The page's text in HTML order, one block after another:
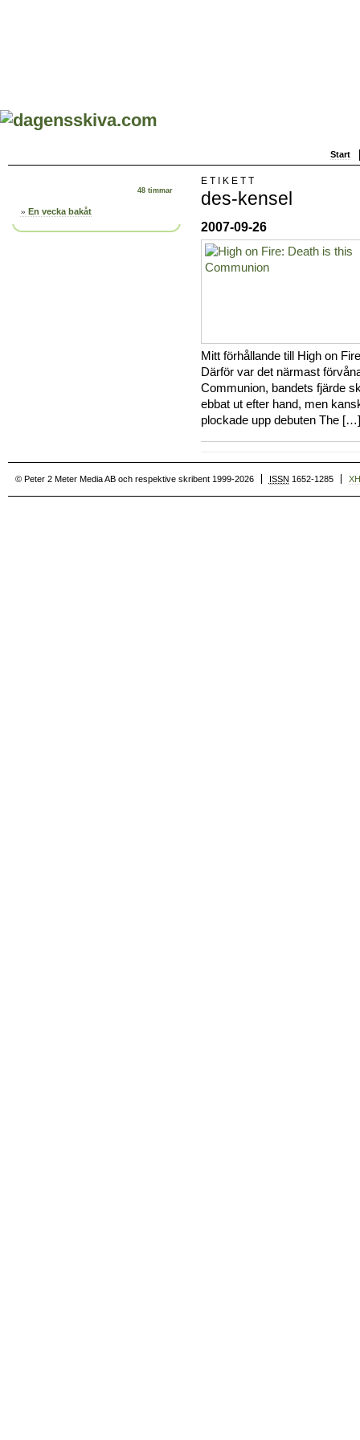
Start
48 timmar
En vecka bakåt
ETIKETT
des-kensel
2007-09-26
Mitt förhållande till High on
Därför var det närmast
Communion, bandets fjärde
ebbat ut efter hand, men
plockade upp debuten The
© Peter 2 Meter Media AB och respektive skribent 1999-2026 ISSN 1652-1285